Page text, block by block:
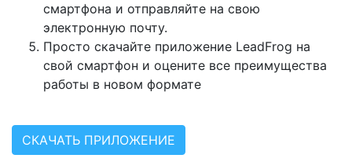
смартфона и отправляйте на свою
электронную почту.
Просто скачайте приложение LeadFrog на
свой смартфон и оцените все преимущества
работы в новом формате
СКАЧАТЬ ПРИЛОЖЕНИЕ